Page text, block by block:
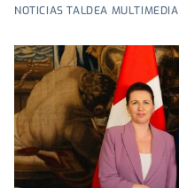
NOTICIAS TALDEA MULTIMEDIA